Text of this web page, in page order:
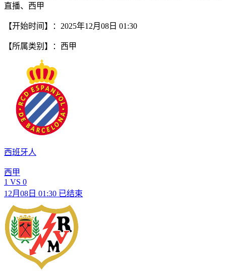
直播、西甲
【开始时间】：2025年12月08日 01:30
【所属类别】：西甲
西班牙人
西甲
1 VS 0
12月08日 01:30 已结束